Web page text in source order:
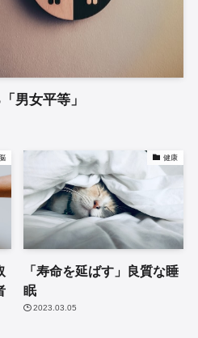
男女平等」
健康
「寿命を延ばす」良質な睡
眠
2023.03.05